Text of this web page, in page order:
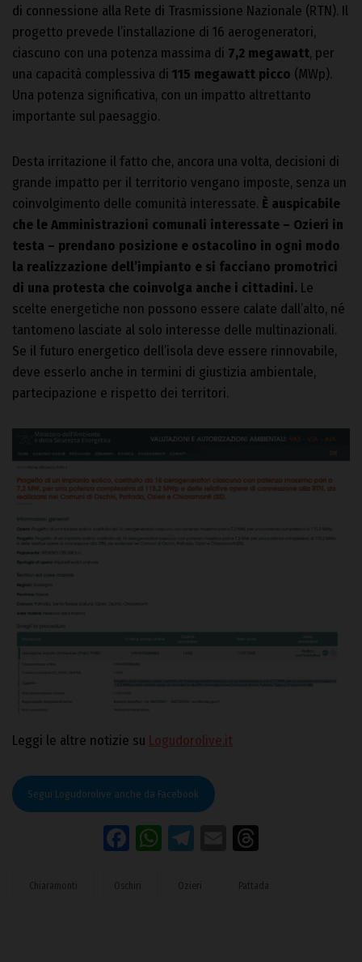
di connessione alla Rete di Trasmissione Nazionale (RTN). Il
progetto prevede l’installazione di 16 aerogeneratori,
ciascuno con una potenza massima di 7,2 megawatt, per
una capacità complessiva di 115 megawatt picco (MWp).
Una potenza significativa, con un impatto altrettanto
importante sul paesaggio.
Desta irritazione il fatto che, ancora una volta, decisioni di
grande impatto per il territorio vengano imposte, senza un
coinvolgimento delle comunità interessate. È auspicabile
che le Amministrazioni comunali interessate – Ozieri in
testa – prendano posizione e ostacolino in ogni modo
la realizzazione dell’impianto e si facciano promotrici
di una protesta che coinvolga anche i cittadini. Le
scelte energetiche non possono essere calate dall’alto, né
tantomeno lasciate al solo interesse delle multinazionali.
Se il futuro energetico dell’isola deve essere rinnovabile,
deve esserlo anche in termini di giustizia ambientale,
partecipazione e rispetto dei territori.
Leggi le altre notizie su Logudorolive.it
Segui Logudorolive anche da Facebook
Facebook
WhatsApp
Telegram
Email
Chiaramonti Oschiri Ozieri Pattada